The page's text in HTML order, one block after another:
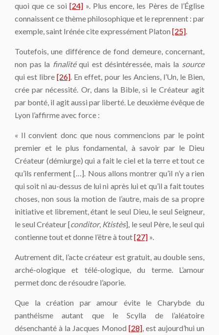
quoi que ce soi [24]». Plus encore, les Pères de l’Église
connaissent ce thème philosophique et le reprennent : par
exemple, saint Irénée cite expressément Platon [25].
Toutefois, une différence de fond demeure, concernant,
non pas la finalitéqui est désintéressée, mais la source
qui est libre[26]. En effet, pour les Anciens, l’Un, le Bien,
crée par nécessité. Or, dans la Bible, si le Créateur agit
par bonté, il agit aussi par liberté. Le deuxième évêque de
Lyon l’affirme avec force :
« Il convient donc que nous commencions par le point
premier et le plus fondamental, à savoir par le Dieu
Créateur (démiurge) qui a fait le ciel et la terre et tout ce
qu’ils renferment […]. Nous allons montrer qu’il n’y a rien
qui soit ni au-dessus de lui ni après lui et qu’il a fait toutes
choses, non sous la motion de l’autre, mais de sa propre
initiative et librement, étant le seul Dieu, le seul Seigneur,
le seul Créateur [conditor, Ktistès], le seul Père, le seul qui
contienne tout et donne l’être à tout[27] ».
Autrement dit, l’acte créateur est gratuit, au double sens,
arché-ologique et télé-ologique, du terme. L’amour
permet donc de résoudre l’aporie.
Que la création par amour évite le Charybde du
panthéisme autant que le Scylla de l’aléatoire
désenchanté à la Jacques Monod [28], est aujourd’hui un